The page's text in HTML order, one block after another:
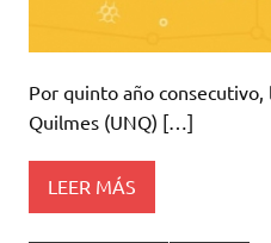
Por quinto año
Quilmes (UNQ) […]
LEER MÁS